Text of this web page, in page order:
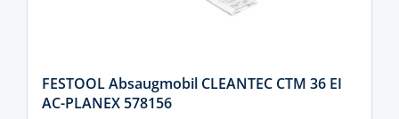
FESTOOL Absaugmobil CLEANTEC CTM 36 EI
AC-PLANEX 578156